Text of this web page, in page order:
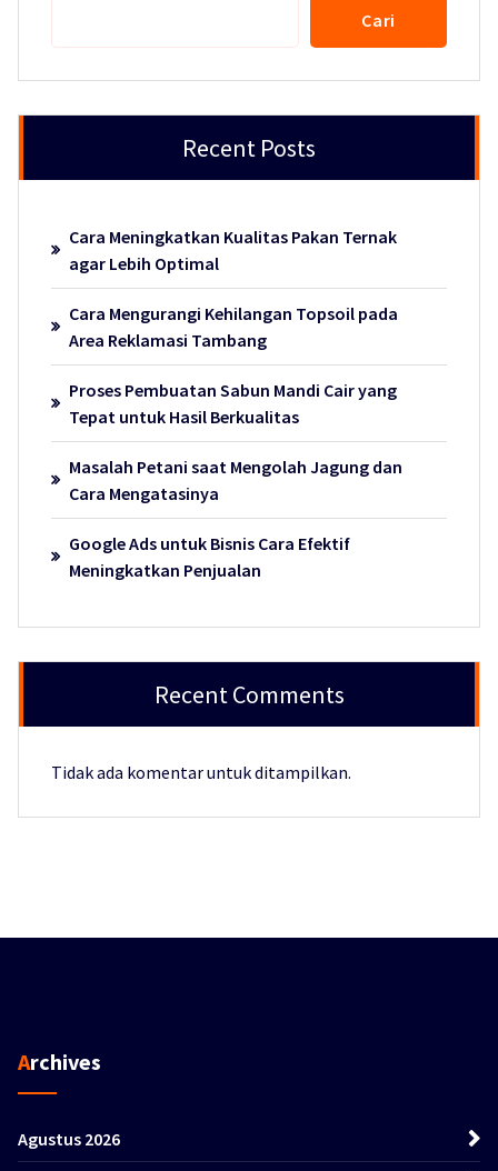
Cari
Recent Posts
Cara Meningkatkan Kualitas Pakan Ternak
agar Lebih Optimal
Cara Mengurangi Kehilangan Topsoil pada
Area Reklamasi Tambang
Proses Pembuatan Sabun Mandi Cair yang
Tepat untuk Hasil Berkualitas
Masalah Petani saat Mengolah Jagung dan
Cara Mengatasinya
Google Ads untuk Bisnis Cara Efektif
Meningkatkan Penjualan
Recent Comments
Tidak ada komentar untuk ditampilkan.
Archives
Agustus 2026